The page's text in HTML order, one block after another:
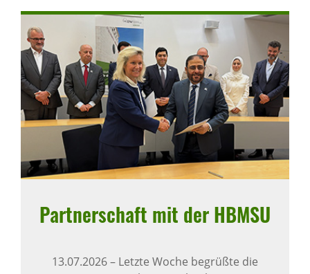
Part­ner­schaft mit der HBMSU
13.07.2026– Letzte Woche begrüßte die